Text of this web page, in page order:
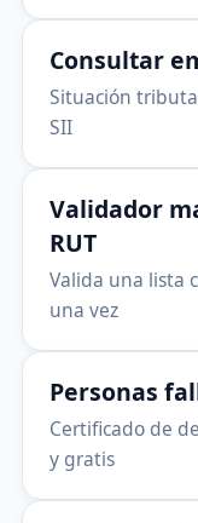
Consultar
Situación
SII
Validador
RUT
Valida una lista
una vez
Personas
Certificado de
y gratis